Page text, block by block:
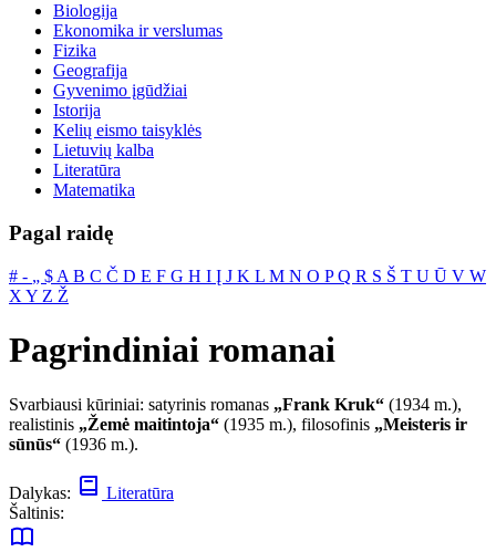
Biologija
Ekonomika ir verslumas
Fizika
Geografija
Gyvenimo įgūdžiai
Istorija
Kelių eismo taisyklės
Lietuvių kalba
Literatūra
Matematika
Pagal raidę
# ‐ „ $ A B C Č D E F G H I Į J K L M N O PQ R S Š T U Ū V W
X Y Z Ž
Pagrindiniai romanai
Svarbiausi kūriniai: satyrinis romanas „Frank Kruk“ (1934 m.),
realistinis „Žemė maitintoja“ (1935 m.), filosofinis „Meisteris ir
sūnūs“ (1936 m.).
Dalykas:
Literatūra
Šaltinis: